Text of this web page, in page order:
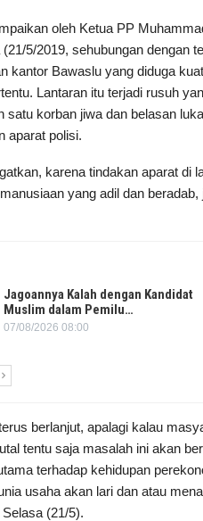
oleh Ketua PP
5/2019, sehubungan dengan
kantor Bawaslu yang diduga
Lantaran itu terjadi rusuh
satu korban jiwa dan belasan
aparat polisi.
karena tindakan aparat di
yang adil dan
Jagoannya Kalah dengan Kandidat
Muslim dalam Pemilu…
07/08/2026 08:00
berlanjut, apalagi kalau
tentu saja masalah ini akan
terhadap kehidupan
usaha akan lari dan atau
(21/5).